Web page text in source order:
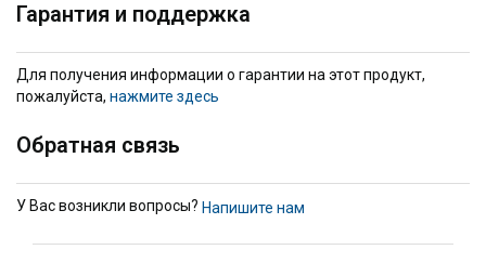
Гарантия и поддержка
Для получения информации о гарантии на этот продукт,
пожалуйста, нажмите здесь
Обратная связь
У Вас возникли вопросы? Напишите нам